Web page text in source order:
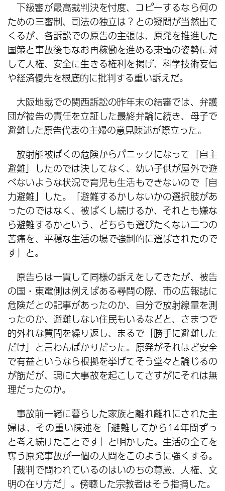
下級審が最高裁判決を忖度、コピーするなら何の
ための三審制、司法の独立は？との疑問が当然出て
くるが、各訴訟での原告の主張は、原発を推進した
国策と事故後もなお再稼働を進める東電の姿勢に対
して人権、安全に生きる権利を掲げ、科学技術妄信
や経済優先を根底的に批判する重い訴えだ。
大阪地裁での関西訴訟の昨年末の結審では、弁護
団が被告の責任を立証した最終弁論に続き、母子で
避難した原告代表の主婦の意見陳述が際立った。
放射能被ばくの危険からパニックになって「自主
避難」したのでは決してなく、幼い子供が屋外で遊
べないような状況で育児も生活もできないので「自
力避難」した。「避難するかしないかの選択肢があ
ったのではなく、被ばくし続けるか、それとも嫌な
ら避難するかという、どちらも選びたくない二つの
苦痛を、平穏な生活の場で強制的に選ばされたので
す」と。
原告らは一貫して同様の訴えをしてきたが、被告
の国・東電側は例えばある尋問の際、市の広報誌に
危険だとの記事があったのか、自分で放射線量を測
ったのか、避難しない住民もいるなどと、さまつで
的外れな質問を繰り返し、まるで「勝手に避難した
だけ」と言わんばかりだった。原発がそれほど安全
で有益というなら根拠を挙げてそう堂々と論じるの
が筋だが、現に大事故を起こしてさすがにそれは無
理だったのか。
事故前一緒に暮らした家族と離れ離れにされた主
婦は、その重い陳述を「避難してから14年間ずっ
と考え続けたことです」と明かした。生活の全てを
奪う原発事故が一個の人間をこのように強くする。
「裁判で問われているのはいのちの尊厳、人権、文
明の在り方だ」。傍聴した宗教者はそう指摘した。